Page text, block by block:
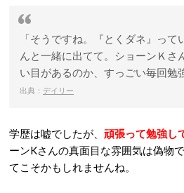
「そうですね。『とくダネ』って
んと一緒に出てて。ショーンＫさ
い目があるのか、すっごい毎回勉
出典： デイリー
学歴は嘘でしたが、 頑張って勉強し
ーンKさんの真面目な雰囲気は偽物
てこそかもしれませんね。